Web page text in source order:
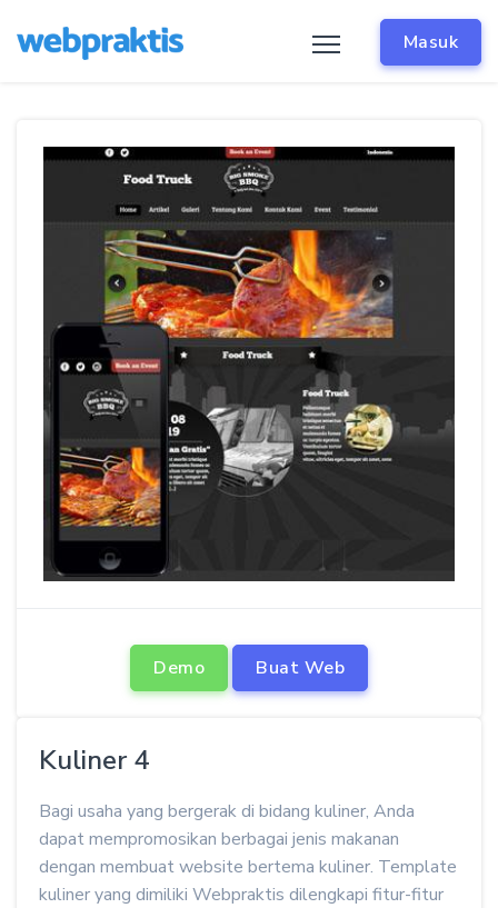
Masuk
Demo Buat Web
Kuliner 4
Bagi usaha yang bergerak di bidang kuliner, Anda
dapat mempromosikan berbagai jenis makanan
dengan membuat website bertema kuliner. Template
kuliner yang dimiliki Webpraktis dilengkapi fitur-fitur